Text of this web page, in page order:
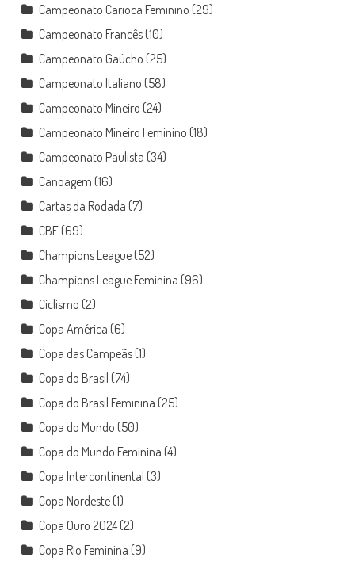
Campeonato Carioca Feminino (29)
Campeonato Francês(10)
Campeonato Gaúcho (25)
Campeonato Italiano (58)
Campeonato Mineiro (24)
Campeonato Mineiro Feminino (18)
Campeonato Paulista (34)
Canoagem (16)
Cartas da Rodada (7)
CBF(69)
Champions League(52)
Champions League Feminina (96)
Ciclismo (2)
Copa América (6)
Copa das Campeãs(1)
Copa do Brasil (74)
Copa do Brasil Feminina (25)
Copa do Mundo (50)
Copa do Mundo Feminina (4)
Copa Intercontinental (3)
Copa Nordeste(1)
Copa Ouro 2024(2)
Copa Rio Feminina (9)